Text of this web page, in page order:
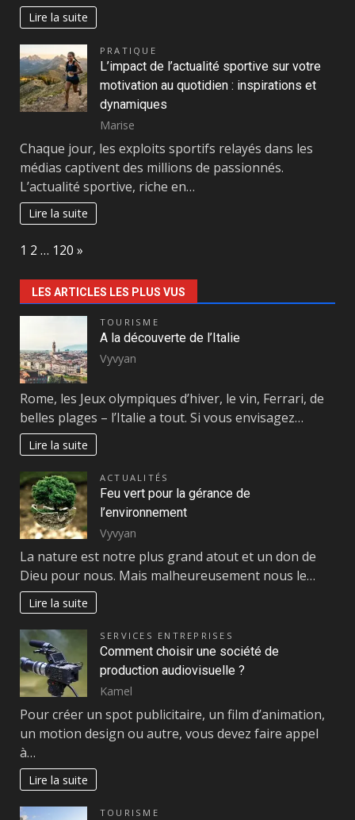
Lire la suite
PRATIQUE
L’impact de l’actualité sportive sur votre
motivation au quotidien : inspirations et
dynamiques
Marise
Chaque jour, les exploits sportifs relayés dans les
médias captivent des millions de passionnés.
L’actualité sportive, riche en…
Lire la suite
Page:
1 2 … 120 Next
»
LES ARTICLES LES PLUS VUS
TOURISME
A la découverte de l’Italie
Vyvyan
Rome, les Jeux olympiques d’hiver, le vin, Ferrari, de
belles plages – l’Italie a tout. Si vous envisagez…
Lire la suite
ACTUALITÉS
Feu vert pour la gérance de
l’environnement
Vyvyan
La nature est notre plus grand atout et un don de
Dieu pour nous. Mais malheureusement nous le…
Lire la suite
SERVICES ENTREPRISES
Comment choisir une société de
production audiovisuelle ?
Kamel
Pour créer un spot publicitaire, un film d’animation,
un motion design ou autre, vous devez faire appel
à…
Lire la suite
TOURISME